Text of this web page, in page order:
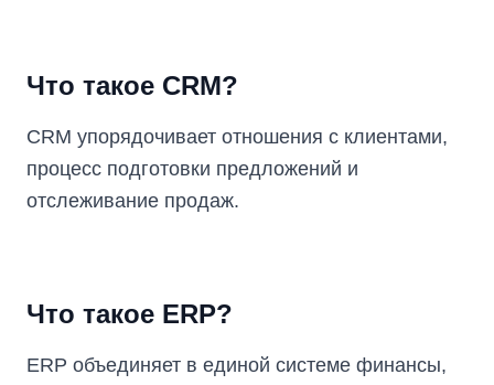
Что такое CRM?
CRM упорядочивает отношения с клиентами,
процесс подготовки предложений и
отслеживание продаж.
Что такое ERP?
ERP объединяет в единой системе финансы,